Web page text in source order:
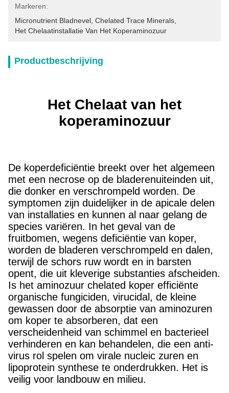
Markeren:
Micronutrient Bladnevel Chelated Trace Minerals
Het Chelaatinstallatie Van Het Koperaminozuur
Productbeschrijving
Het Chelaat van het
koperaminozuur
De koperdeficiëntie breekt over het algemeen
met een necrose op de bladerenuiteinden uit,
die donker en verschrompeld worden. De
symptomen zijn duidelijker in de apicale delen
van installaties en kunnen al naar gelang de
species variëren. In het geval van de
fruitbomen, wegens deficiëntie van koper,
worden de bladeren verschrompeld en dalen,
terwijl de schors ruw wordt en in barsten
opent, die uit kleverige substanties afscheiden.
Is het aminozuur chelated koper efficiënte
organische fungiciden, virucidal, de kleine
gewassen door de absorptie van aminozuren
om koper te absorberen, dat een
verscheidenheid van schimmel en bacterieel
verhinderen en kan behandelen, die een anti-
virus rol spelen om virale nucleic zuren en
lipoprotein synthese te onderdrukken. Het is
veilig voor landbouw en milieu.